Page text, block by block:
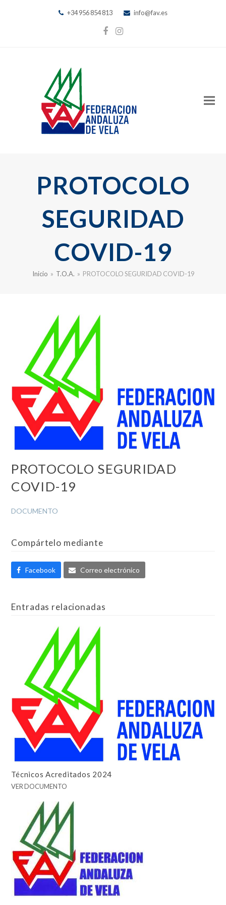
+34 956 854 813 info@fav.es
Facebook
Instagram
PROTOCOLO
SEGURIDAD
COVID-19
Inicio » T.O.A. » PROTOCOLO SEGURIDAD COVID-19
PROTOCOLO SEGURIDAD
COVID-19
DOCUMENTO
Compártelo mediante
Facebook Correo electrónico
Entradas relacionadas
Técnicos Acreditados 2024
VER DOCUMENTO